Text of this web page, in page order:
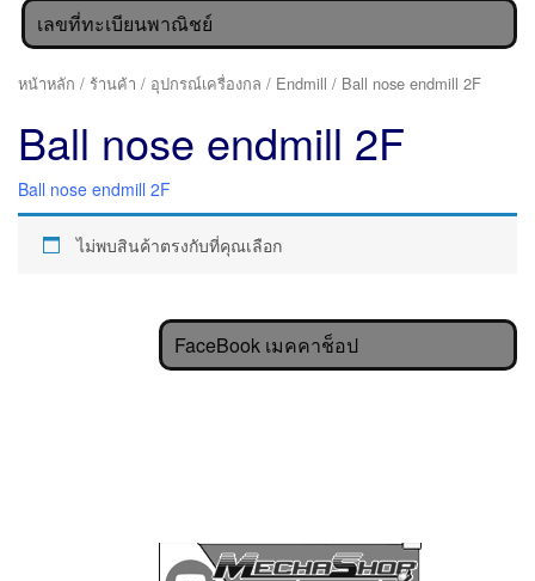
เลขที่ทะเบียนพาณิชย์
หน้าหลัก / ร้านค้า / อุปกรณ์เครื่องกล / Endmill / Ball nose endmill 2F
Ball nose endmill 2F
Ball nose endmill 2F
ไม่พบสินค้าตรงกับที่คุณเลือก
FaceBook เมคคาช็อป